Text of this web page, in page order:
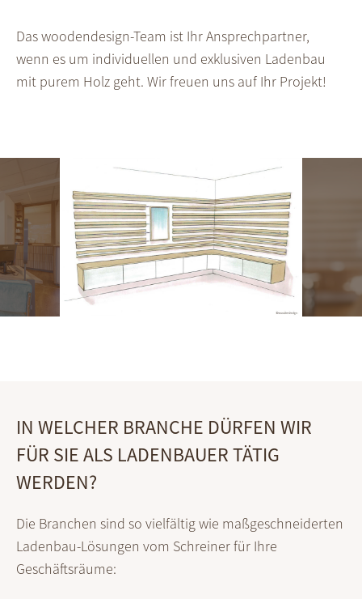
Das woodendesign-Team ist Ihr Ansprech­partner,
wenn es um indivi­duellen und exklusiven Laden­bau
mit purem Holz geht. Wir freuen uns auf Ihr Projekt!
IN WELCHER BRANCHE DÜRFEN WIR
FÜR SIE ALS LADENBAUER TÄTIG
WERDEN?
Die Branchen sind so vielfältig wie maßgeschneiderten
Ladenbau-Lösungen vom Schreiner für Ihre
Geschäftsräume: